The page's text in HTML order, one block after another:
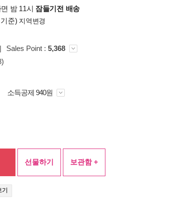
밤 11시 잠들기전 배송
준) 지역변경
| Sales Point : 5,368
소득공제 940원
선물하기 보관함 +